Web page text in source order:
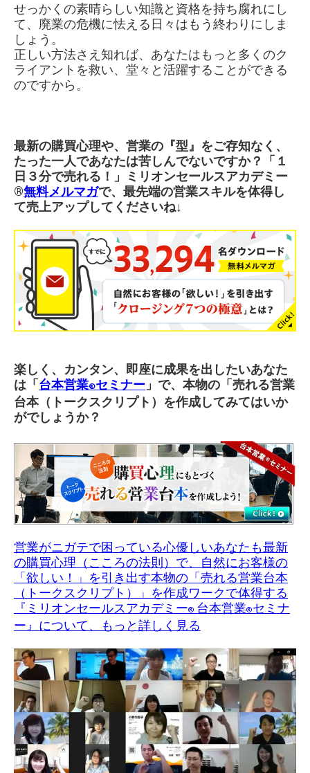
せっかくの素晴らしい知識と資格を持ち腐れにし
て、廃業の危機に怯える日々はもう終わりにしま
しょう。
正しい方法さえ知れば、あなたはもっと多くのク
ライアントを救い、堂々と活躍することができる
のですから。
最新の購買心理や、営業の『型』をご存知なく、
たった一人であなたは苦しんでないですか？「１
日３分で売れる！」ミリオンセールスアカデミー
®︎無料メルマガで、最先端の営業スキルを体得し
て売上アップしてくださいね↓
楽しく、カンタン、即座に成果を出したいあなた
は「台本営業®セミナー 」で、本物の「売れる営業
台本（トークスクリプト）を作成してみてはいか
がでしょうか？
営業がニガテで困っている心優しいあなたも最新
の購買心理（こころの法則）で、自然にお客様の
「欲しい！」を引き出す本物の「売れる営業台本
（トークスクリプト）」を作成ワークで体得する
『ミリオンセールスアカデミー® 台本営業®セミナ
ー』について、もっと詳しく見る